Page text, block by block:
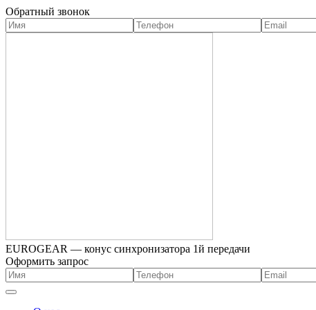
Обратный звонок
EUROGEAR — конус синхронизатора 1й передачи
Оформить запрос